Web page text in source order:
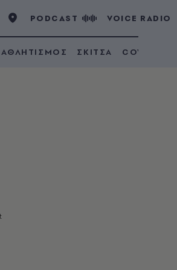
PODCAST VOICE RADIO
ΑΘΛΗΤΙΣΜΟΣ ΣΚΙΤΣΑ COVID 19